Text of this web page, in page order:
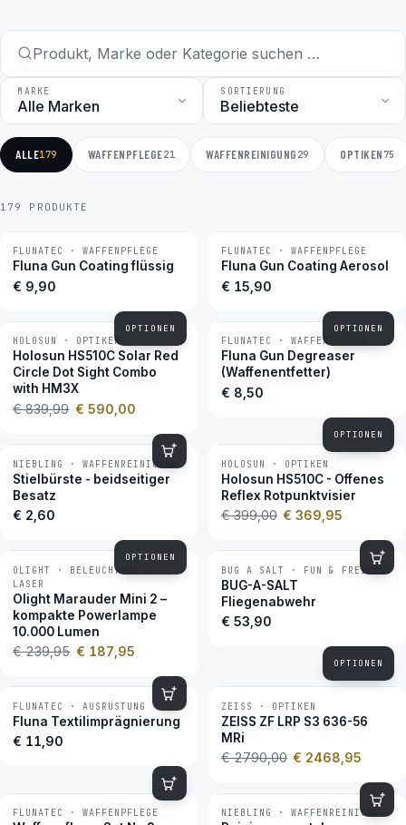
MARKE SORTIERUNG
ALLE179 WAFFENPFLEGE21 WAFFENREINIGUNG 29 OPTIKEN75
179 PRODUKTE
BESTSELLER
FLUNATEC · WAFFENPFLEGE
Fluna Gun Coating flüssig
€ 9,90
OPTIONEN
BESTSELLER
FLUNATEC · WAFFENPFLEGE
Fluna Gun Coating Aerosol
€ 15,90
OPTIONEN
−30 %
HOLOSUN · OPTIKEN
Holosun HS510C Solar Red
Circle Dot Sight Combo
with HM3X
€ 839,99 € 590,00
BESTSELLER
FLUNATEC · WAFFENPFLEGE
Fluna Gun Degreaser
(Waffenentfetter)
€ 8,50
OPTIONEN
BESTSELLER
NIEBLING · WAFFENREINIGUNG
Stielbürste - beidseitiger
Besatz
€ 2,60
OPTIONEN
−7 %
HOLOSUN · OPTIKEN
Holosun HS510C - Offenes
Reflex Rotpunktvisier
€ 399,00 € 369,95
−22 %
OLIGHT · BELEUCHTUNG &
LASER
Olight Marauder Mini 2 –
kompakte Powerlampe
10.000 Lumen
€ 239,95 € 187,95
BESTSELLER
BUG A SALT · FUN & FREIZEIT
BUG-A-SALT
Fliegenabwehr
€ 53,90
OPTIONEN
BESTSELLER
FLUNATEC · AUSRÜSTUNG
Fluna Textilimprägnierung
€ 11,90
−12 %
ZEISS · OPTIKEN
ZEISS ZF LRP S3 636-56
MRi
€ 2790,00 € 2468,95
BESTSELLER
FLUNATEC · WAFFENPFLEGE BESTSELLER
NIEBLING · WAFFENREINIGUNG